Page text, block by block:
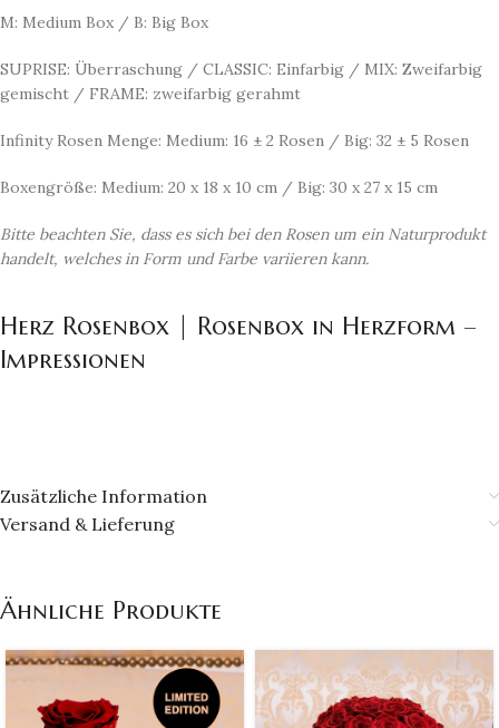
M: Medium Box / B: Big Box
SUPRISE: Überraschung / CLASSIC: Einfarbig / MIX: Zweifarbig
gemischt / FRAME: zweifarbig gerahmt
Infinity Rosen Menge: Medium: 16 ± 2 Rosen / Big: 32 ± 5 Rosen
Boxengröße: Medium: 20 x 18 x 10 cm / Big: 30 x 27 x 15 cm
Bitte beachten Sie, dass es sich bei den Rosen um ein Naturprodukt
handelt, welches in Form und Farbe variieren kann.
Herz Rosenbox | Rosenbox in Herzform –
Impressionen
Zusätzliche Information
Versand & Lieferung
Ähnliche Produkte